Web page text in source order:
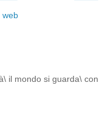
web
il mondo si guarda\ con